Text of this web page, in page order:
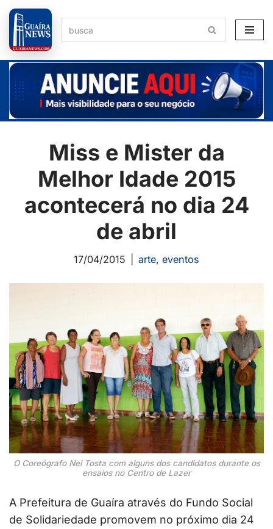
Pular
para
o
conteúdo
Miss e Mister da
Melhor Idade 2015
acontecerá no dia 24
de abril
17/04/2015 arte, eventos
O Coreógrafo Nei Tosta com alguns dos candidatos durante os
ensaios no Centro de Lazer
A Prefeitura de Guaíra através do Fundo Social
de Solidariedade promovem no próximo dia 24